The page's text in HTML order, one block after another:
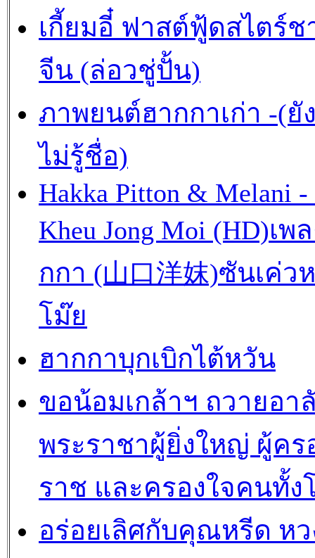
เกี้ยมอี๋ ฟาสต์ฟู้ดสไตร์ช
จีน (ล่อวชู่ปั้น)
ภาพยนต์ฮากกาเก่า -(ยั
ไม่รู้ชื่อ)
Hakka Pitton & Melani -
Kheu Jong Moi (HD)เพ
กกา (山口洋妺)ซันเค่ว
โม๊ย
ฮากกาบุกเบิกไต้หวัน
ขอน้อมเกล้าฯ ถวายอา
พระราชาผู้ยิ่งใหญ่ ผู้คร
ราช และครองใจคนทั้ง
อร่อยเลิศกับคุณหรีด หว